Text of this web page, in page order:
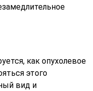
как опухолевое
этого
вид и